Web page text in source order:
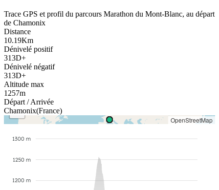
Trace GPS et profil du parcours Marathon du Mont-Blanc, au départ
de Chamonix
Distance
10.19Km
Dénivelé positif
313D+
Dénivelé négatif
313D+
Altitude max
1257m
Départ / Arrivée
Chamonix(France)
+
−
OpenStreetMap
1300 m
1250 m
1200 m